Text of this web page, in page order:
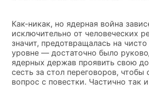
Как-никак, но ядерная война
исключительно от человеческих
значит, предотвращалась на
уровне — достаточно было
ядерных держав проявить свою
сесть за стол переговоров, чтобы
вопрос с повестки. Частично так